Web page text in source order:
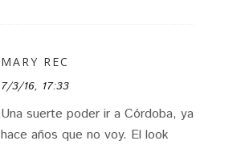
MARY REC
7/3/16, 17:33
Una suerte poder ir a Córdoba, ya
hace años que no voy. El look